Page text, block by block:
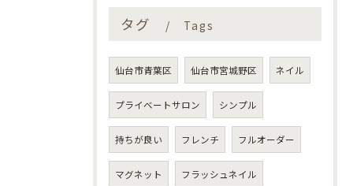
タグ Tags
仙台市青葉区 仙台市宮城野区 ネイル
プライベートサロン シンプル
持ちが良い フレンチ フルオーダー
マグネット フラッシュネイル